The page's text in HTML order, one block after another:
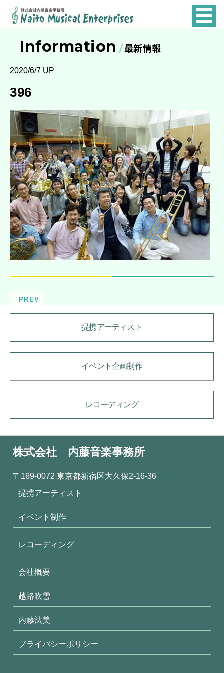
MUSICAL
ENTERPRISES
Information 最新情報
2020/6/7 UP
396
PREV
提携アーティスト
イベント企画制作
レコーディング
株式会社 内藤音楽事務所
〒169-0072 東京都新宿区大久保2-16-36
提携アーティスト
イベント制作
レコーディング
会社概要
越路吹雪
内藤法美
プライバシーポリシー